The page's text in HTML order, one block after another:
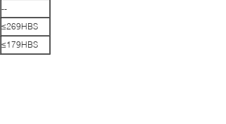
--
≤269HBS
≤179HBS